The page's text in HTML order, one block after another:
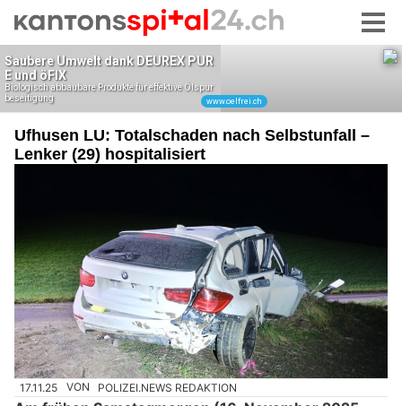
Ufhusen LU: Totalschaden nach Selbstunfall –
Lenker (29) hospitalisiert
17.11.25 VON POLIZEI.NEWS REDAKTION